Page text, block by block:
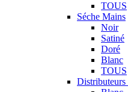
TOUS
Séche Mains
Noir
Satiné
Doré
Blanc
TOUS
Distributeurs